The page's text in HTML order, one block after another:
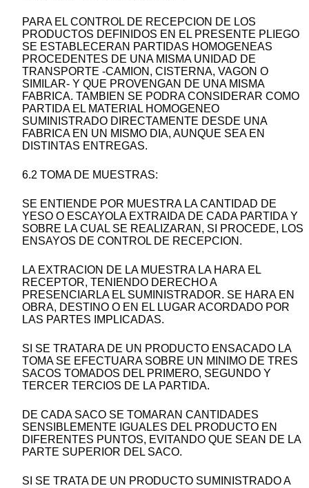
PARA EL CONTROL DE RECEPCION DE LOS
PRODUCTOS DEFINIDOS EN EL PRESENTE PLIEGO
SE ESTABLECERAN PARTIDAS HOMOGENEAS
PROCEDENTES DE UNA MISMA UNIDAD DE
TRANSPORTE -CAMION, CISTERNA, VAGON O
SIMILAR- Y QUE PROVENGAN DE UNA MISMA
FABRICA. TAMBIEN SE PODRA CONSIDERAR COMO
PARTIDA EL MATERIAL HOMOGENEO
SUMINISTRADO DIRECTAMENTE DESDE UNA
FABRICA EN UN MISMO DIA, AUNQUE SEA EN
DISTINTAS ENTREGAS.
6.2 TOMA DE MUESTRAS:
SE ENTIENDE POR MUESTRA LA CANTIDAD DE
YESO O ESCAYOLA EXTRAIDA DE CADA PARTIDA Y
SOBRE LA CUAL SE REALIZARAN, SI PROCEDE, LOS
ENSAYOS DE CONTROL DE RECEPCION.
LA EXTRACION DE LA MUESTRA LA HARA EL
RECEPTOR, TENIENDO DERECHO A
PRESENCIARLA EL SUMINISTRADOR. SE HARA EN
OBRA, DESTINO O EN EL LUGAR ACORDADO POR
LAS PARTES IMPLICADAS.
SI SE TRATARA DE UN PRODUCTO ENSACADO LA
TOMA SE EFECTUARA SOBRE UN MINIMO DE TRES
SACOS TOMADOS DEL PRIMERO, SEGUNDO Y
TERCER TERCIOS DE LA PARTIDA.
DE CADA SACO SE TOMARAN CANTIDADES
SENSIBLEMENTE IGUALES DEL PRODUCTO EN
DIFERENTES PUNTOS, EVITANDO QUE SEAN DE LA
PARTE SUPERIOR DEL SACO.
SI SE TRATA DE UN PRODUCTO SUMINISTRADO A